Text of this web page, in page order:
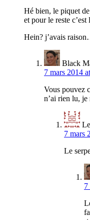
Hé bien, le piquet de
et pour le reste
Hein? j’avais
Black
7 mars 2014
Vous pouvez
n’ai rien lu,
7 mars
Le
7